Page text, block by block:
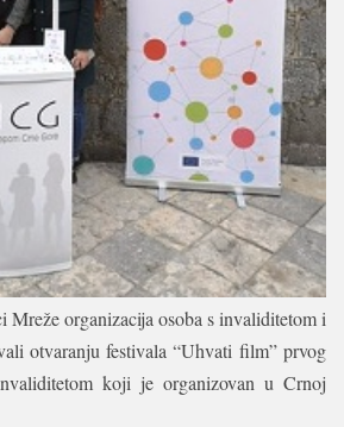
Mreže organizacija osoba s invaliditetom i
otvaranju festivala “Uhvati film” prvog
koji je organizovan u Crnoj